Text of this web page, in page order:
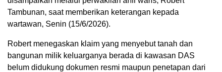
Tambunan, saat memberikan keterangan kepada
wartawan, Senin (15/6/2026).
Robert menegaskan klaim yang menyebut tanah dan
bangunan milik keluarganya berada di kawasan DAS
belum didukung dokumen resmi maupun penetapan dari